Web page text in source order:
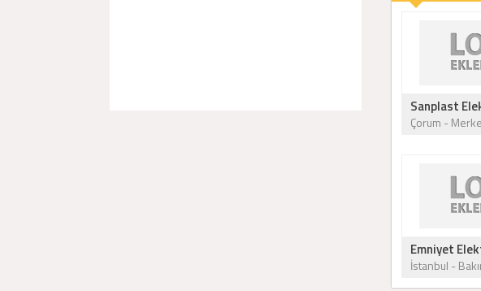
Sanplast
Çorum -
Emniyet
İstanbul -